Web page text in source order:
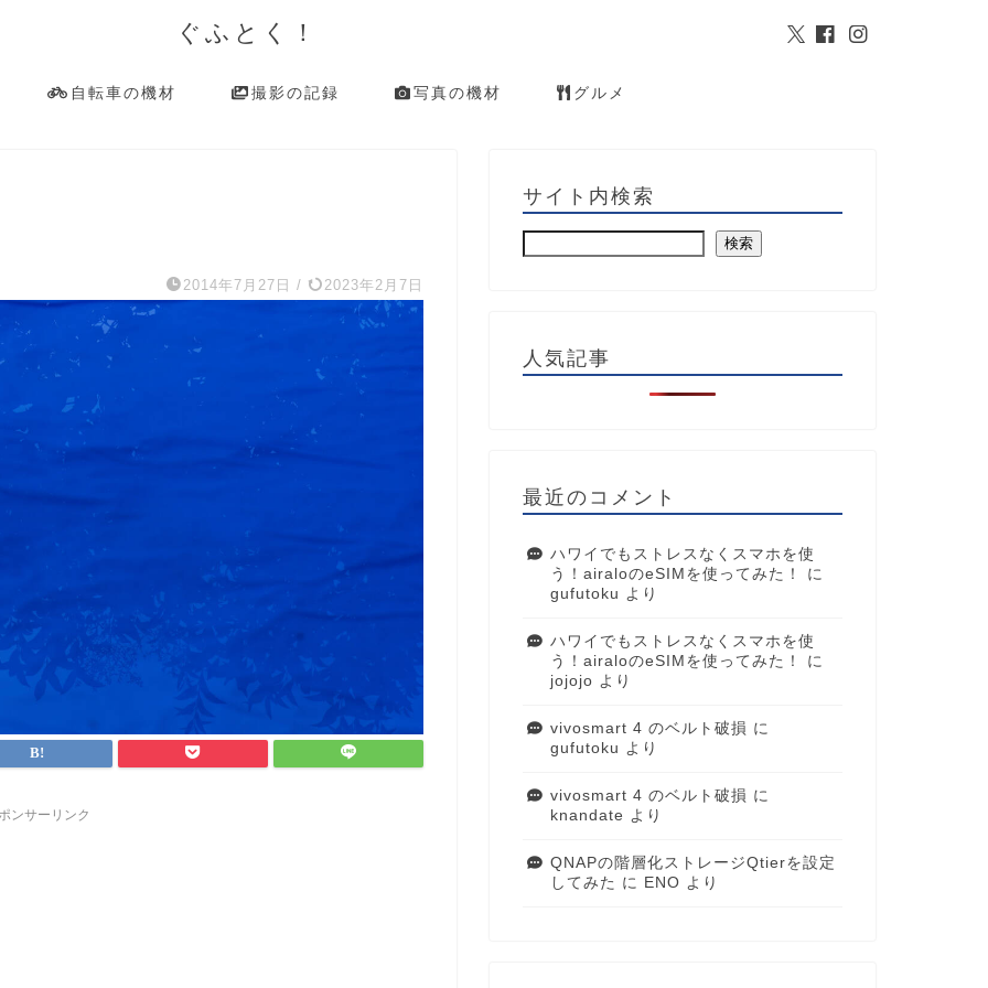
ぐふとく！
自転車の機材 撮影の記録 写真の機材 グルメ
2014年7月27日 / 2023年2月7日
ンサーリンク
サイト内検索
検索
人気記事
最近のコメント
ハワイでもストレスなくスマホを使
う！airaloのeSIMを使ってみた！
に
gufutoku より
ハワイでもストレスなくスマホを使
う！airaloのeSIMを使ってみた！
に
jojojo より
vivosmart 4 のベルト破損 に
gufutoku より
vivosmart 4 のベルト破損 に
knandate より
QNAPの階層化ストレージQtierを設定
してみた に ENO より